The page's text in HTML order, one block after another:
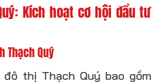
Kích hoạt cơ hội đầu tư
Quý
thị Thạch Quý bao gồm